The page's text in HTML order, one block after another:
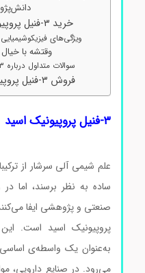
خرید ۳-فنیل پروپیونیک اسید کد W288918
ویژگی‌های فیزیکوشیمیایی ۳-فنیل پروپیونیک اسید
وقتشه با خیال
سوالات متداول درباره ۳-فنیل پروپیونیک اسید
فروش ۳-فنیل پروپیونیک اسید کد W288918
علم شیمی آلی سرشار از
ساده به نظر برسند، اما در
پروپیونیک اسید است. این
به‌عنوان یک واسطه‌ی اساسی در
می‌رود. در صنایع دارویی،